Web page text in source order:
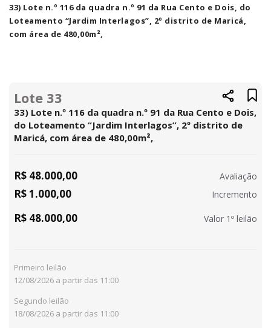
33) Lote n.º 116 da quadra n.º 91 da Rua Cento e Dois, do
Loteamento “Jardim Interlagos”, 2º distrito de Maricá,
com área de 480,00m²,
Lote 33
33) Lote n.º 116 da quadra n.º 91 da Rua Cento e Dois,
do Loteamento “Jardim Interlagos”, 2º distrito de
Maricá, com área de 480,00m²,
R$ 48.000,00 Avaliação
R$ 1.000,00 Incremento
R$ 48.000,00 Valor 1º leilão
Primeiro leilão
12/08/2026 a partir das 11:00
Segundo leilão
18/08/2026 a partir das 11:00